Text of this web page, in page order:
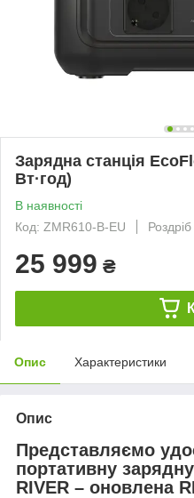
Зарядна станція
Вт·год)
В наявності
Код: ZMR610-B-EU
Роздріб
25 999 ₴
Опис Характеристики
Опис
Представляємо
портативну
RIVER – оновлена